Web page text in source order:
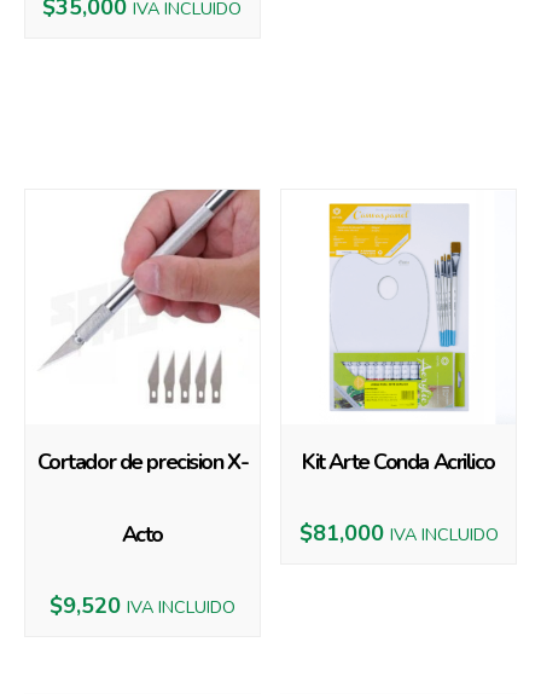
$35,000 IVA INCLUIDO
Cortador de precision X-
Acto
$9,520 IVA INCLUIDO
Kit Arte Conda Acrilico
$81,000 IVA INCLUIDO